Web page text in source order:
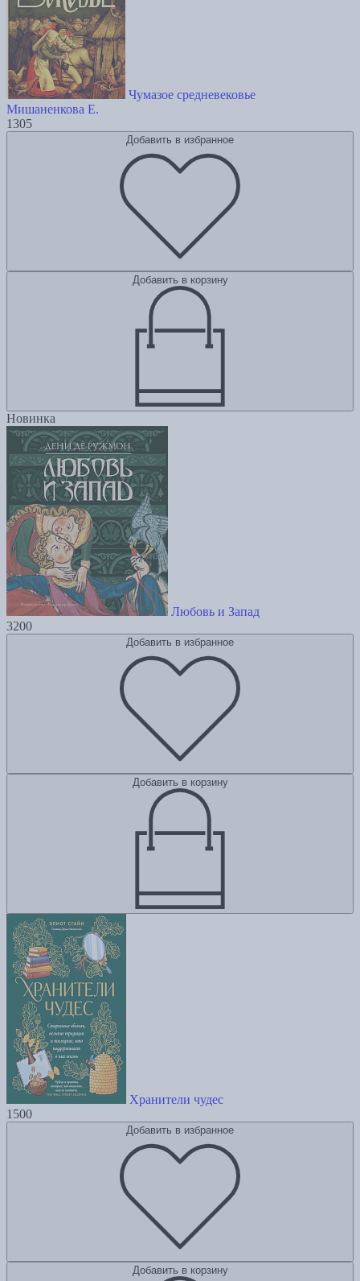
Чумазое средневековье
Мишаненкова Е.
1305
Добавить в избранное
Добавить в корзину
Новинка
Любовь и Запад
3200
Добавить в избранное
Добавить в корзину
Хранители чудес
1500
Добавить в избранное
Добавить в корзину